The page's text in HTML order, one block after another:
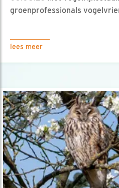
groenprofessionals
lees meer